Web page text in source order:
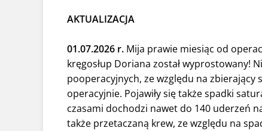
AKTUALIZACJA
01.07.2026 r. Mija prawie miesiąc od
kręgosłup Doriana został wyprostowany!
pooperacyjnych, ze względu na zbierający
operacyjnie. Pojawiły się także spadki
czasami dochodzi nawet do 140 uderzeń
także przetaczaną krew, ze względu na